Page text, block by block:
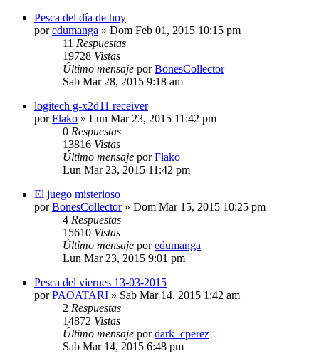
Pesca del día de hoy
poredumanga » Dom Feb 01, 2015 10:15 pm
11 Respuestas
19728 Vistas
Último mensaje porBonesCollector
Sab Mar 28, 2015 9:18 am
logitech g-x2d11 receiver
porFlako » Lun Mar 23, 2015 11:42 pm
0 Respuestas
13816 Vistas
Último mensaje porFlako
Lun Mar 23, 2015 11:42 pm
El juego misterioso
porBonesCollector» Dom Mar 15, 2015 10:25 pm
4 Respuestas
15610 Vistas
Último mensaje poredumanga
Lun Mar 23, 2015 9:01 pm
Pesca del viernes 13-03-2015
porPAOATARI » Sab Mar 14, 2015 1:42 am
2 Respuestas
14872 Vistas
Último mensaje pordark_cperez
Sab Mar 14, 2015 6:48 pm